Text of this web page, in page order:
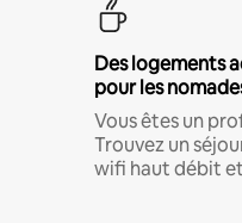
Des logements
pour les
Vous êtes un
Trouvez un
wifi haut débit